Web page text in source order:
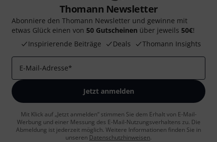
Thomann Newsletter
Abonniere den Thomann Newsletter und gewinne mit
etwas Glück einen von 50 Gutscheinen über jeweils 50€!
Inspirierende Beiträge
Deals Thomann Insights
E-Mail-Adresse*
Jetzt anmelden
Mit Klick auf „Jetzt anmelden“ stimmen Sie dem Erhalt von E-Mail-
Werbung und einer Messung des E-Mail-Nutzungsverhaltens zu. Die
Abmeldung ist jederzeit möglich. Weitere Informationen finden Sie in
unseren Datenschutzhinweisen.